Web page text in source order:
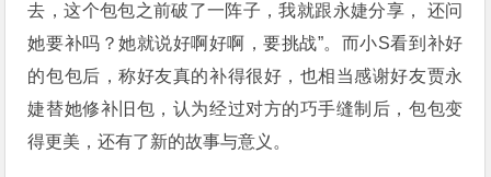
去，这个包包之前破了一阵子，我就跟永婕分享， 还问
她要补吗？她就说好啊好啊，要挑战”。而小S看到补好
的包包后，称好友真的补得很好，也相当感谢好友贾永
婕替她修补旧包，认为经过对方的巧手缝制后，包包变
得更美，还有了新的故事与意义。